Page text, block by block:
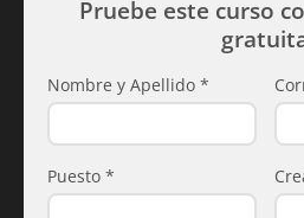
Pruebe este curso
Nombre y Apellido *
Puesto *